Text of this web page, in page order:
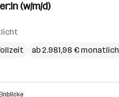
(w/m/d)
ab 2.981,98 € monatlich
Einblicke